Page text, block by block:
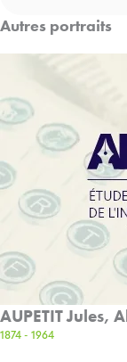
Autres portraits
AUPETIT Jules,
1874 - 1964